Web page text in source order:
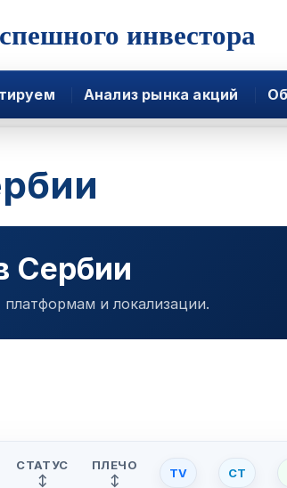
инвестора
Анализ рынка акций
Сербии
и локализации.
СТАТУС
↕
ПЛЕЧО
↕